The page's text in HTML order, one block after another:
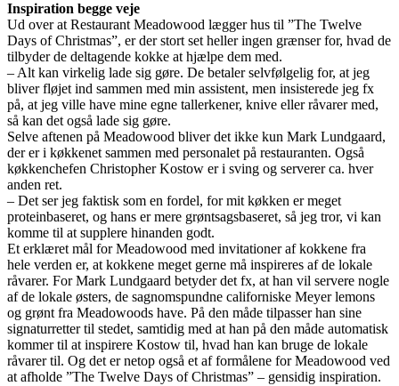
Inspiration begge veje
Ud over at Restaurant Meadowood lægger hus til ”The Twelve
Days of Christmas”, er der stort set heller ingen grænser for, hvad de
tilbyder de deltagende kokke at hjælpe dem med.
– Alt kan virkelig lade sig gøre. De betaler selvfølgelig for, at jeg
bliver fløjet ind sammen med min assistent, men insisterede jeg fx
på, at jeg ville have mine egne tallerkener, knive eller råvarer med,
så kan det også lade sig gøre.
Selve aftenen på Meadowood bliver det ikke kun Mark Lundgaard,
der er i køkkenet sammen med personalet på restauranten. Også
køkkenchefen Christopher Kostow er i sving og serverer ca. hver
anden ret.
– Det ser jeg faktisk som en fordel, for mit køkken er meget
proteinbaseret, og hans er mere grøntsagsbaseret, så jeg tror, vi kan
komme til at supplere hinanden godt.
Et erklæret mål for Meadowood med invitationer af kokkene fra
hele verden er, at kokkene meget gerne må inspireres af de lokale
råvarer. For Mark Lundgaard betyder det fx, at han vil servere nogle
af de lokale østers, de sagnomspundne californiske Meyer lemons
og grønt fra Meadowoods have. På den måde tilpasser han sine
signaturretter til stedet, samtidig med at han på den måde automatisk
kommer til at inspirere Kostow til, hvad han kan bruge de lokale
råvarer til. Og det er netop også et af formålene for Meadowood ved
at afholde ”The Twelve Days of Christmas” – gensidig inspiration.